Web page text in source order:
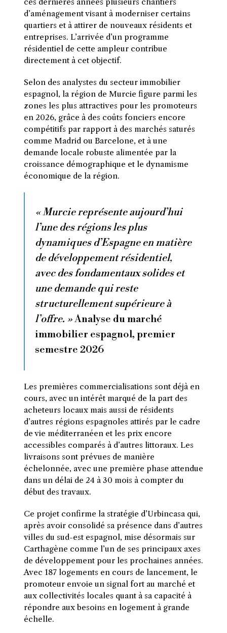
ces dernières années plusieurs chantiers
d’aménagement visant à moderniser certains
quartiers et à attirer de nouveaux résidents et
entreprises. L’arrivée d’un programme
résidentiel de cette ampleur contribue
directement à cet objectif.
Selon des analystes du secteur immobilier
espagnol, la région de Murcie figure parmi les
zones les plus attractives pour les promoteurs
en 2026, grâce à des coûts fonciers encore
compétitifs par rapport à des marchés saturés
comme Madrid ou Barcelone, et à une
demande locale robuste alimentée par la
croissance démographique et le dynamisme
économique de la région.
« Murcie représente aujourd’hui
l’une des régions les plus
dynamiques d’Espagne en matière
de développement résidentiel,
avec des fondamentaux solides et
une demande qui reste
structurellement supérieure à
l’offre. »Analyse du marché
immobilier espagnol, premier
semestre 2026
Les premières commercialisations sont déjà en
cours, avec un intérêt marqué de la part des
acheteurs locaux mais aussi de résidents
d’autres régions espagnoles attirés par le cadre
de vie méditerranéen et les prix encore
accessibles comparés à d’autres littoraux. Les
livraisons sont prévues de manière
échelonnée, avec une première phase attendue
dans un délai de 24 à 30 mois à compter du
début des travaux.
Ce projet confirme la stratégie d’Urbincasa qui,
après avoir consolidé sa présence dans d’autres
villes du sud-est espagnol, mise désormais sur
Carthagène comme l’un de ses principaux axes
de développement pour les prochaines années.
Avec 187 logements en cours de lancement, le
promoteur envoie un signal fort au marché et
aux collectivités locales quant à sa capacité à
répondre aux besoins en logement à grande
échelle.